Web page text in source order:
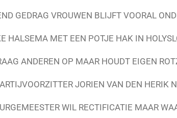
GEDRAG VROUWEN BLIJFT VOORAL
HALSEMA MET EEN POTJE HAK IN
ANDEREN OP MAAR HOUDT EIGEN
JORIEN VAN DEN HERIK
WIL RECTIFICATIE MAAR